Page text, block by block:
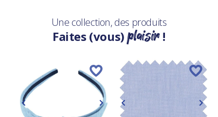
Une collection, des produits
Faites (vous)plaisir!